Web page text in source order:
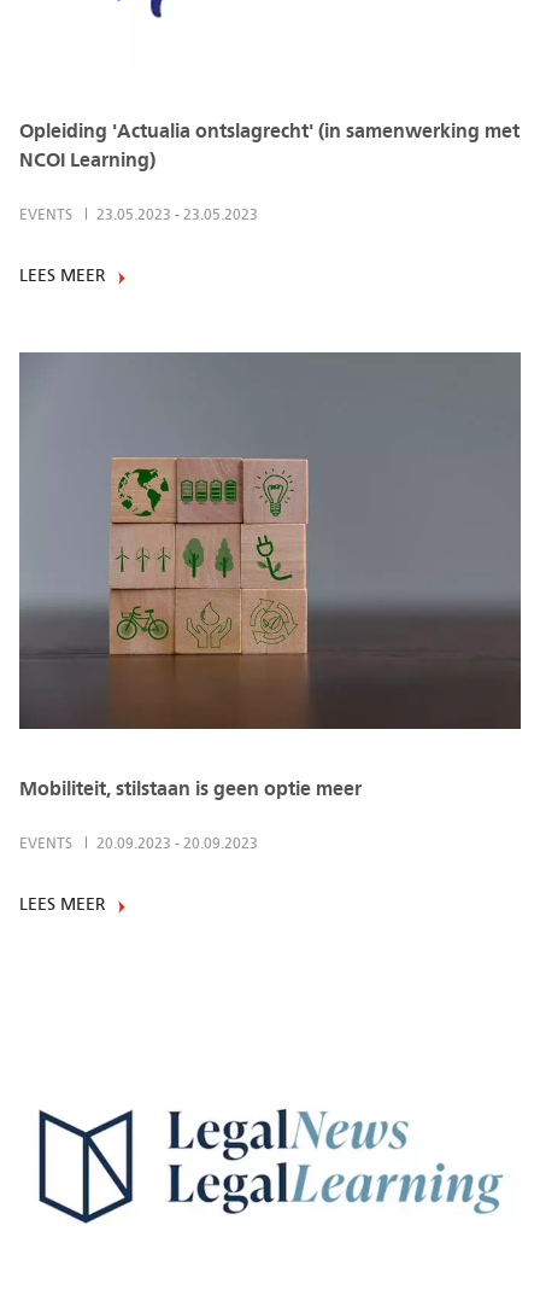
Opleiding 'Actualia ontslagrecht' (in samenwerking met
NCOI Learning)
EVENTS 23.05.2023 - 23.05.2023
LEES MEER
Mobiliteit, stilstaan is geen optie meer
EVENTS 20.09.2023 - 20.09.2023
LEES MEER